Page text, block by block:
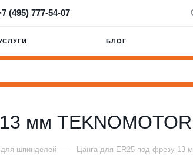
(495) 777-54-07
БЛОГ
мм
шпинделей — Цанга для ER25 под фрезу 13